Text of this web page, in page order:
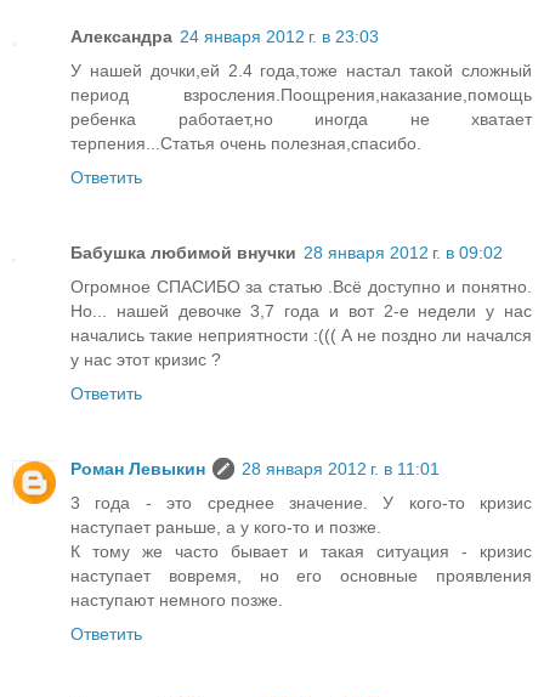
Александра 24 января 2012 г. в 23:03
У нашей дочки,ей 2.4 года,тоже настал такой сложный
период взросления.Поощрения,наказание,помощь
ребенка работает,но иногда не хватает
терпения...Статья очень полезная,спасибо.
Ответить
Бабушка любимой внучки 28 января 2012 г. в 09:02
Огромное СПАСИБО за статью .Всё доступно и понятно.
Но... нашей девочке 3,7 года и вот 2-е недели у нас
начались такие неприятности :((( А не поздно ли начался
у нас этот кризис ?
Ответить
Роман Левыкин
28 января 2012 г. в 11:01
3 года - это среднее значение. У кого-то кризис
наступает раньше, а у кого-то и позже.
К тому же часто бывает и такая ситуация - кризис
наступает вовремя, но его основные проявления
наступают немного позже.
Ответить